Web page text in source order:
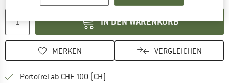
IN DEN WARENKORB
MERKEN VERGLEICHEN
Portofrei ab CHF 100 (CH)